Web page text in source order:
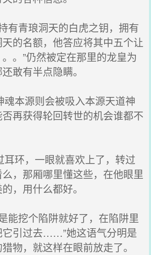
有青琅洞天的白虎之钥，拥有
的名额，他答应将其中五个让
。”仍然被定在那里的龙皇为
敢有半点隐瞒。
本源则会被吸入本源天道神
再获得轮回转世的机会谁都不
环，一眼就喜欢上了，转过
，那厢哪里懂这些，在他眼里
，用什么都好。
能挖个陷阱就好了，在陷阱里
它引过去……”她这语气分明是
物，就这样在眼前放走了。